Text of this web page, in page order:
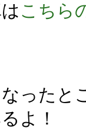
こちら
ったと
よ！